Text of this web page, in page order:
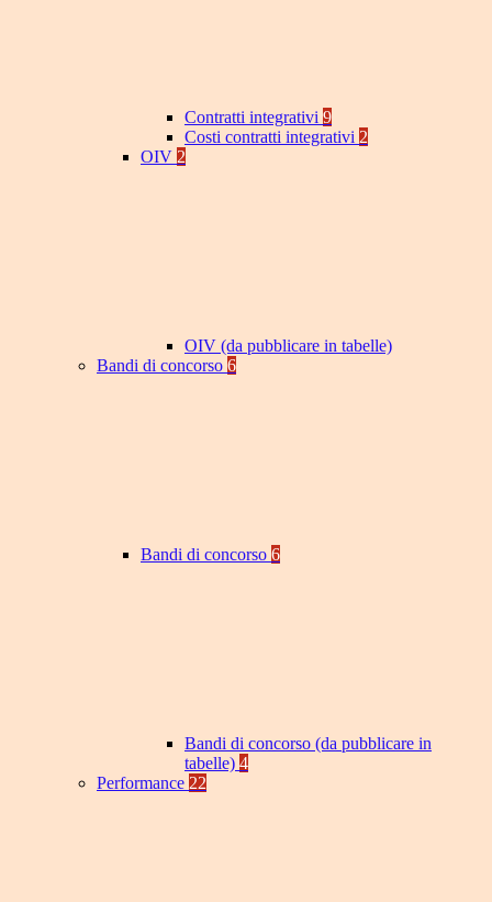
Contratti integrativi 9
Costi contratti integrativi 2
OIV 2
OIV (da pubblicare in tabelle)
Bandi di concorso 6
Bandi di concorso 6
Bandi di concorso (da pubblicare in
tabelle) 4
Performance 22